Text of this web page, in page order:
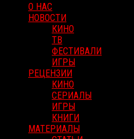
О НАС
НОВОСТИ
КИНО
ТВ
ФЕСТИВАЛИ
ИГРЫ
РЕЦЕНЗИИ
КИНО
СЕРИАЛЫ
ИГРЫ
КНИГИ
МАТЕРИАЛЫ